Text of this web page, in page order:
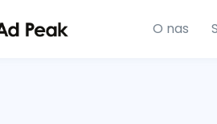
O nas